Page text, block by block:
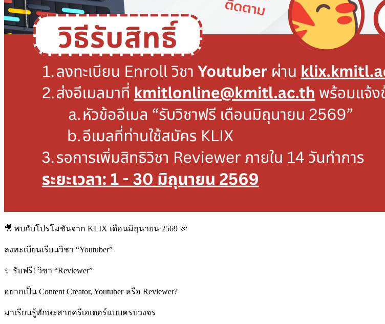
🎥 พบกับโปรโมชันจาก KLIX เดือนมิถุนายน 2569 🎉
ลงทะเบียนเรียนวิชา “Youtuber”
✨ รับฟรี! วิชา “Reviewer”
อยากเป็น Content Creator, Youtuber หรือ Reviewer?
มาเรียนรู้ทักษะสายครีเอเตอร์แบบครบวงจร